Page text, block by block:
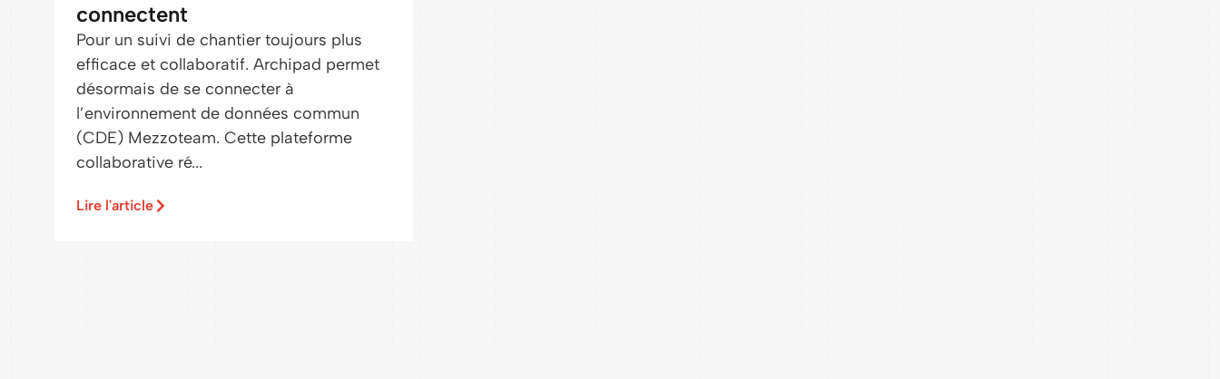
connectent
Pour un suivi de chantier toujours plus
efficace et collaboratif. Archipad permet
désormais de se connecter à
l’environnement de données commun
(CDE) Mezzoteam. Cette plateforme
collaborative ré...
Lire l'article